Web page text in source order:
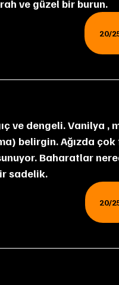
ve güzel bir burun.
20/
belirgin. Ağızda
Baharatlar
sadelik.
20/